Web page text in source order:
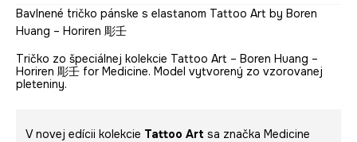
Bavlnené tričko pánske s elastanom Tattoo Art by Boren
Huang – Horiren 彫壬
Tričko zo špeciálnej kolekcie Tattoo Art – Boren Huang –
Horiren 彫壬 for Medicine. Model vytvorený zo vzorovanej
pleteniny.
V novej edícii kolekcie Tattoo Art sa značka Medicine